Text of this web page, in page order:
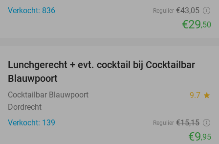
Verkocht: 836
Regulier €43,05
€29,50
34%
Lunchgerecht + evt. cocktail bij Cocktailbar
Blauwpoort
Cocktailbar Blauwpoort 9.7 star
Dordrecht
Verkocht: 139
Regulier €15,15
€9,95